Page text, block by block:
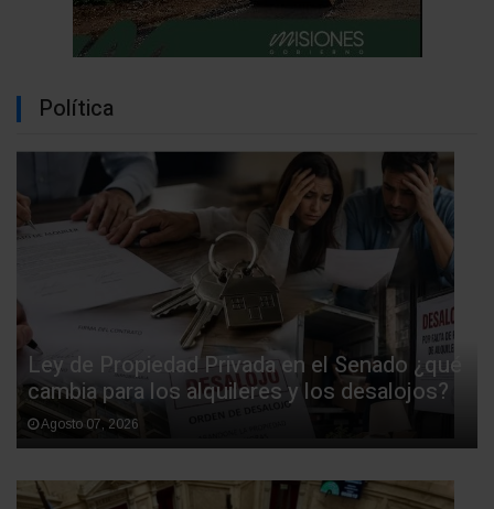
Política
Ley de Propiedad Privada en el Senado ¿qué
cambia para los alquileres y los desalojos?
Agosto 07, 2026